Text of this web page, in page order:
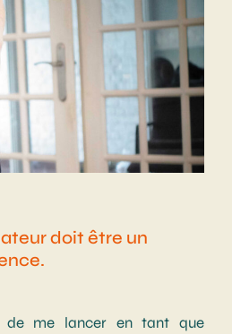
doit être un
de me lancer en tant que